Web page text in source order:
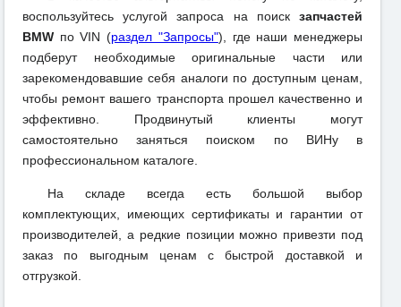
воспользуйтесь услугой запроса на поиск запчастей
BMW по VIN (раздел "Запросы"), где наши менеджеры
подберут необходимые оригинальные части или
зарекомендовавшие себя аналоги по доступным ценам,
чтобы ремонт вашего транспорта прошел качественно и
эффективно. Продвинутый клиенты могут
самостоятельно заняться поиском по ВИНу в
профессиональном каталоге.
На складе всегда есть большой выбор
комплектующих, имеющих сертификаты и гарантии от
производителей, а редкие позиции можно привезти под
заказ по выгодным ценам с быстрой доставкой и
отгрузкой.